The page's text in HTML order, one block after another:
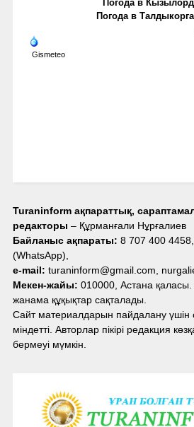
Погода в
Погода в
Gismeteo
Turaninform ақпараттық,
редакторы – Құрманғали Нұрғалиев
Байланыс ақпараты: 8 707 400
(WhatsApp),
e-mail: turaninform@gmail.com,
Мекен-жайы: 010000, Астана
жанама құқықтар сақталады.
Сайт материалдарын пайдалану үшін
міндетті. Авторлар пікірі редакция
бермеуі мүмкін.